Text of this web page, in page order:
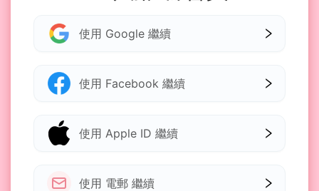
使用 Google 繼續
使用 Facebook 繼續
使用 Apple ID 繼續
使用 電郵 繼續